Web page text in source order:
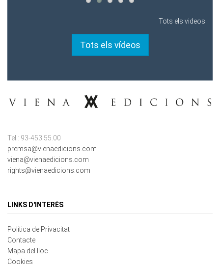
viena@vienaedicions.com
rights@vienaedicions.com
Política de Privacitat
Mapa del lloc
Cookies